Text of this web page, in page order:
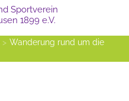
Wanderung rund um die